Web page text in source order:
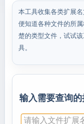
本工具收集各类扩展
便知道各种文件的所
楚的类型文件，试试
具。
输入需要查询